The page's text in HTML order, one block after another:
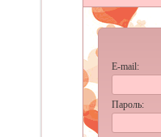
E-mail:
Пароль: